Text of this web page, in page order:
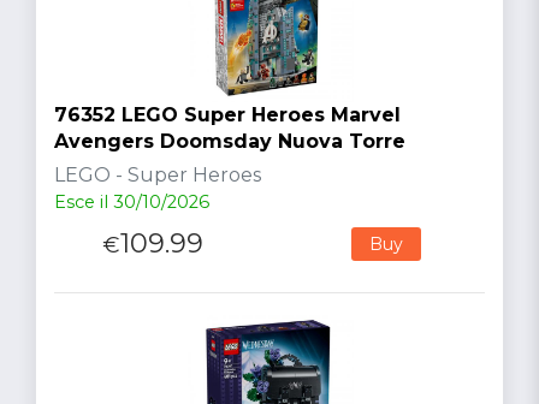
76352 LEGO Super Heroes Marvel
Avengers Doomsday Nuova Torre
LEGO - Super Heroes
Esce il 30/10/2026
€109.99 Buy